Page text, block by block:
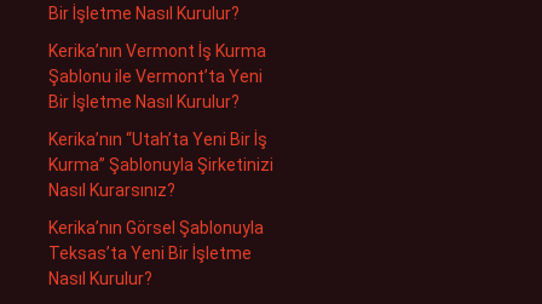
Bir İşletme Nasıl Kurulur?
Kerika’nın Vermont İş Kurma
Şablonu ile Vermont’ta Yeni
Bir İşletme Nasıl Kurulur?
Kerika’nın “Utah’ta Yeni Bir İş
Kurma” Şablonuyla Şirketinizi
Nasıl Kurarsınız?
Kerika’nın Görsel Şablonuyla
Teksas’ta Yeni Bir İşletme
Nasıl Kurulur?